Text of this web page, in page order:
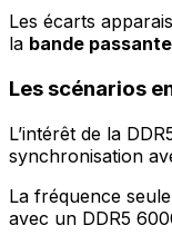
Les écarts
la bande passante
Les scénarios
L’intérêt de la
synchronisation
La fréquence
avec un DDR5